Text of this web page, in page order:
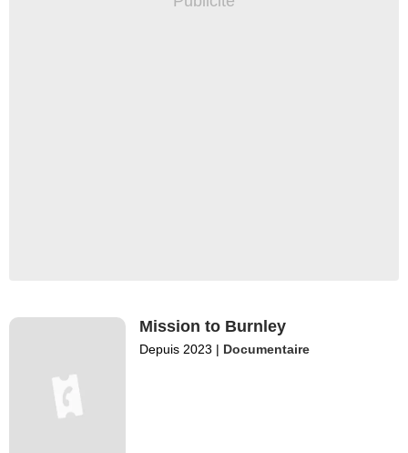
Mission to Burnley
Depuis 2023 | Documentaire